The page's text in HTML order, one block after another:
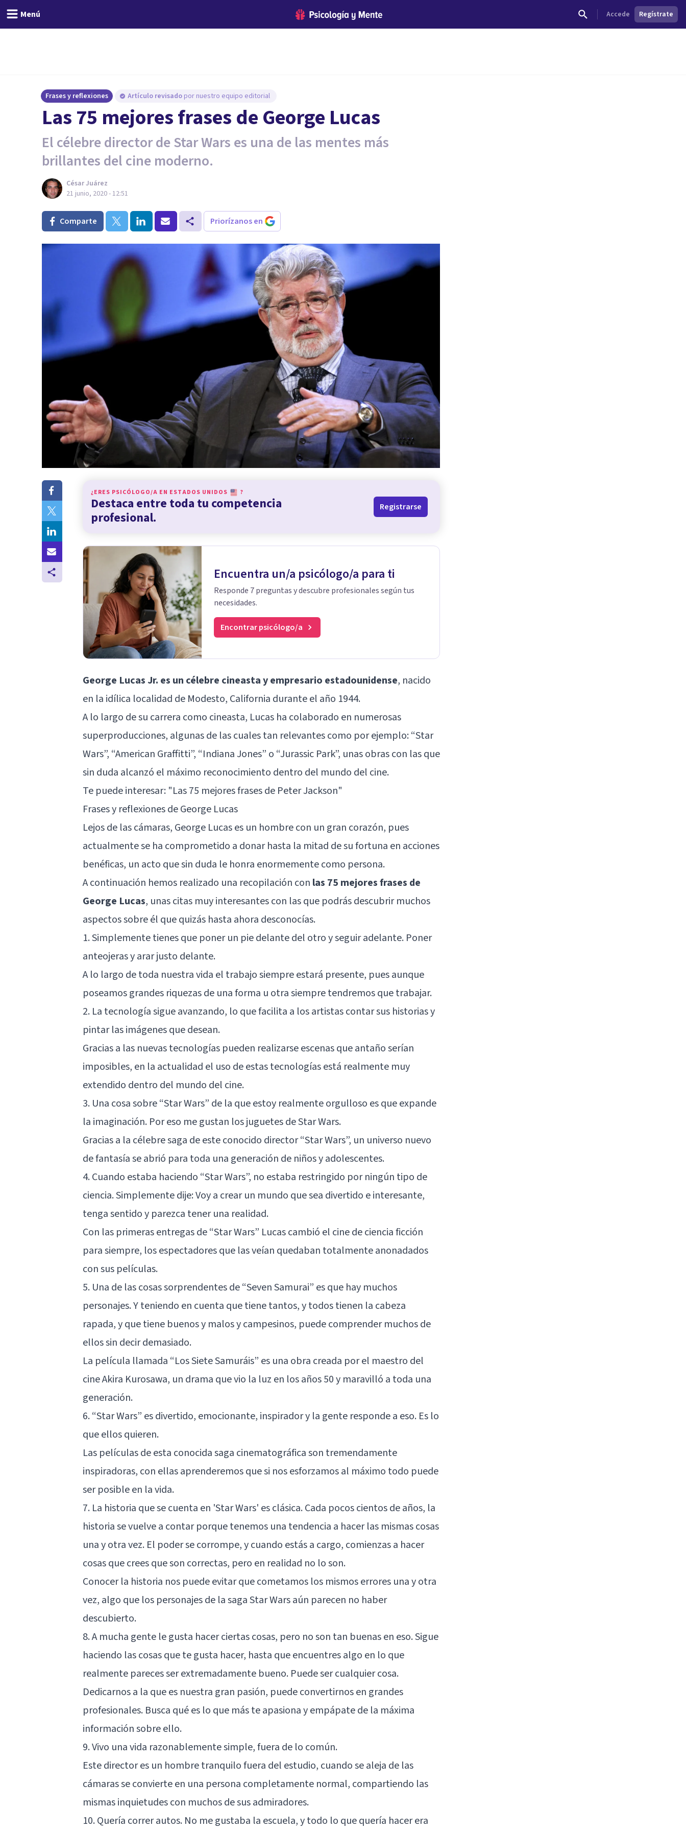
Menú Accede Regístrate
Frases y reflexiones Artículo revisado por nuestro equipo editorial
Las 75 mejores frases de George Lucas
El célebre director de Star Wars es una de las mentes más
brillantes del cine moderno.
César Juárez
21 junio, 2020 - 12:51
Comparte Priorízanos en
¿ERES PSICÓLOGO/A EN ESTADOS UNIDOS ?
Destaca entre toda tu competencia
profesional.
Registrarse
Encuentra un/a psicólogo/a para ti
Responde 7 preguntas y descubre profesionales según tus
necesidades.
Encontrar psicólogo/a
George Lucas Jr. es un célebre cineasta y empresario estadounidense, nacido
en la idílica localidad de Modesto, California durante el año 1944.
A lo largo de su carrera como cineasta, Lucas ha colaborado en numerosas
superproducciones, algunas de las cuales tan relevantes como por ejemplo: “Star
Wars”, “American Graffitti”, “Indiana Jones” o “Jurassic Park”, unas obras con las que
sin duda alcanzó el máximo reconocimiento dentro del mundo del cine.
Te puede interesar: "Las 75 mejores frases de Peter Jackson"
Frases y reflexiones de George Lucas
Lejos de las cámaras, George Lucas es un hombre con un gran corazón, pues
actualmente se ha comprometido a donar hasta la mitad de su fortuna en acciones
benéficas, un acto que sin duda le honra enormemente como persona.
A continuación hemos realizado una recopilación con las 75 mejores frases de
George Lucas, unas citas muy interesantes con las que podrás descubrir muchos
aspectos sobre él que quizás hasta ahora desconocías.
1. Simplemente tienes que poner un pie delante del otro y seguir adelante. Poner
anteojeras y arar justo delante.
A lo largo de toda nuestra vida el trabajo siempre estará presente, pues aunque
poseamos grandes riquezas de una forma u otra siempre tendremos que trabajar.
2. La tecnología sigue avanzando, lo que facilita a los artistas contar sus historias y
pintar las imágenes que desean.
Gracias a las nuevas tecnologías pueden realizarse escenas que antaño serían
imposibles, en la actualidad el uso de estas tecnologías está realmente muy
extendido dentro del mundo del cine.
3. Una cosa sobre “Star Wars” de la que estoy realmente orgulloso es que expande
la imaginación. Por eso me gustan los juguetes de Star Wars.
Gracias a la célebre saga de este conocido director “Star Wars”, un universo nuevo
de fantasía se abrió para toda una generación de niños y adolescentes.
4. Cuando estaba haciendo “Star Wars”, no estaba restringido por ningún tipo de
ciencia. Simplemente dije: Voy a crear un mundo que sea divertido e interesante,
tenga sentido y parezca tener una realidad.
Con las primeras entregas de “Star Wars” Lucas cambió el cine de ciencia ficción
para siempre, los espectadores que las veían quedaban totalmente anonadados
con sus películas.
5. Una de las cosas sorprendentes de “Seven Samurai” es que hay muchos
personajes. Y teniendo en cuenta que tiene tantos, y todos tienen la cabeza
rapada, y que tiene buenos y malos y campesinos, puede comprender muchos de
ellos sin decir demasiado.
La película llamada “Los Siete Samuráis” es una obra creada por el maestro del
cine Akira Kurosawa, un drama que vio la luz en los años 50 y maravilló a toda una
generación.
6. “Star Wars” es divertido, emocionante, inspirador y la gente responde a eso. Es lo
que ellos quieren.
Las películas de esta conocida saga cinematográfica son tremendamente
inspiradoras, con ellas aprenderemos que si nos esforzamos al máximo todo puede
ser posible en la vida.
7. La historia que se cuenta en 'Star Wars' es clásica. Cada pocos cientos de años, la
historia se vuelve a contar porque tenemos una tendencia a hacer las mismas cosas
una y otra vez. El poder se corrompe, y cuando estás a cargo, comienzas a hacer
cosas que crees que son correctas, pero en realidad no lo son.
Conocer la historia nos puede evitar que cometamos los mismos errores una y otra
vez, algo que los personajes de la saga Star Wars aún parecen no haber
descubierto.
8. A mucha gente le gusta hacer ciertas cosas, pero no son tan buenas en eso. Sigue
haciendo las cosas que te gusta hacer, hasta que encuentres algo en lo que
realmente pareces ser extremadamente bueno. Puede ser cualquier cosa.
Dedicarnos a la que es nuestra gran pasión, puede convertirnos en grandes
profesionales. Busca qué es lo que más te apasiona y empápate de la máxima
información sobre ello.
9. Vivo una vida razonablemente simple, fuera de lo común.
Este director es un hombre tranquilo fuera del estudio, cuando se aleja de las
cámaras se convierte en una persona completamente normal, compartiendo las
mismas inquietudes con muchos de sus admiradores.
10. Quería correr autos. No me gustaba la escuela, y todo lo que quería hacer era